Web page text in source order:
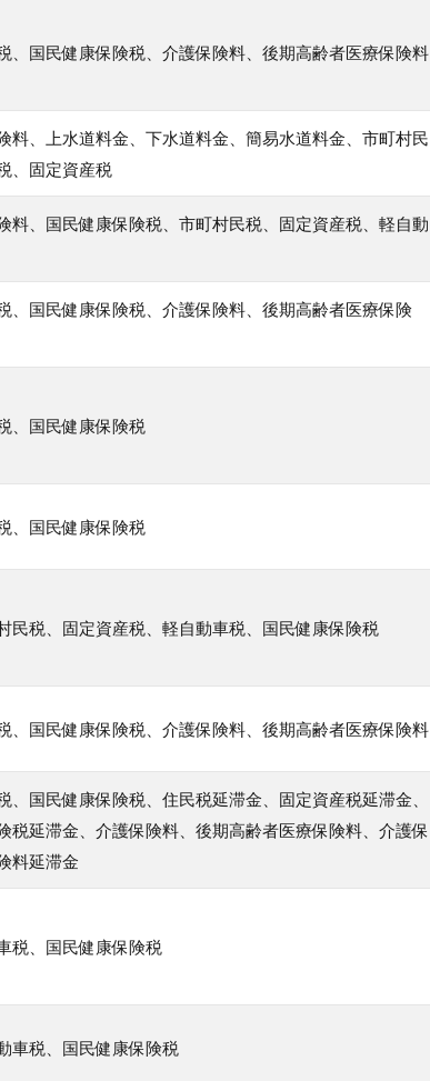
、国民健康保険税、介護保険料、後期高齢者医療保険料
料、上水道料金、下水道料金、簡易水道料金、市町村民
、固定資産税
料、国民健康保険税、市町村民税、固定資産税、軽自動
、国民健康保険税、介護保険料、後期高齢者医療保険
、国民健康保険税
、国民健康保険税
民税、固定資産税、軽自動車税、国民健康保険税
、国民健康保険税、介護保険料、後期高齢者医療保険料
国民健康保険税、住民税延滞金、固定資産税延滞金、
税延滞金、介護保険料、後期高齢者医療保険料、介護保
料延滞金
税、国民健康保険税
車税、国民健康保険税